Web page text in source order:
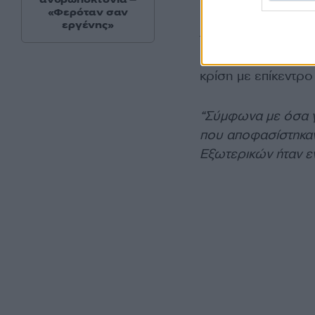
τη δημοσιοποίηση
κρίση με
“Σύμφωνα με όσα
που
Εξωτερικών ήταν
«Φερόταν σαν
εργένης»